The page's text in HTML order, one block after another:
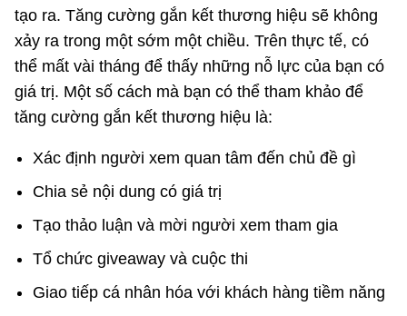
tạo ra. Tăng cường gắn kết thương hiệu sẽ không
xảy ra trong một sớm một chiều. Trên thực tế, có
thể mất vài tháng để thấy những nỗ lực của bạn có
giá trị. Một số cách mà bạn có thể tham khảo để
tăng cường gắn kết thương hiệu là:
Xác định người xem quan tâm đến chủ đề gì
Chia sẻ nội dung có giá trị
Tạo thảo luận và mời người xem tham gia
Tổ chức giveaway và cuộc thi
Giao tiếp cá nhân hóa với khách hàng tiềm năng